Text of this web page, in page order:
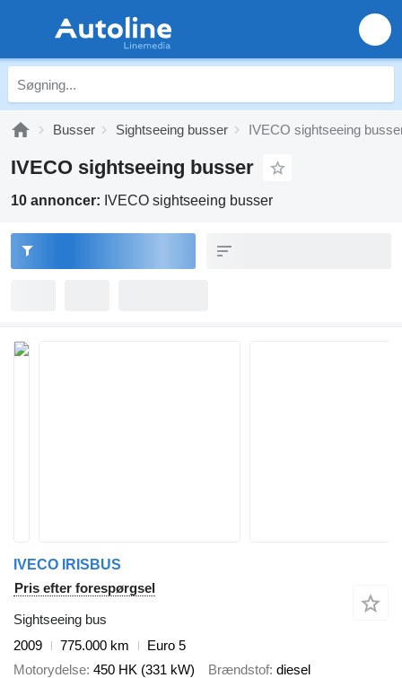
Busser Sightseeing busser IVECO sightseeing
IVECO sightseeing busser
10 annoncer: IVECO sightseeing busser
IVECO IRISBUS
Pris efter forespørgsel
Sightseeing bus
2009
775.000 km
Euro 5
Motorydelse 450 HK (331 kW) Brændstof diesel